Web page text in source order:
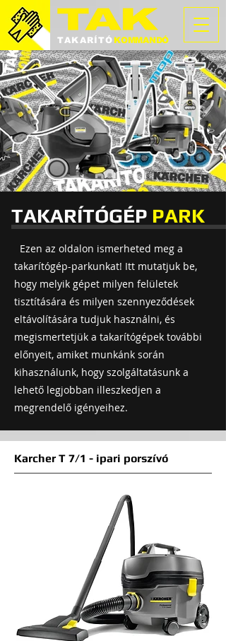
TAKARÍTÓ KOMMANDÓ
TAKARÍTÓGÉP PARK
Ezen az oldalon ismerheted meg a
takarítógép-parkunkat! Itt mutatjuk be,
hogy melyik gépet milyen felületek
tisztítására és milyen szennyeződések
eltávolítására tudjuk használni, és
megismertetjük a takarítógépek további
előnyeit, amiket munkánk során
kihasználunk, hogy szolgáltatásunk a
lehető legjobban illeszkedjen a
megrendelő igényeihez.
Karcher T 7/1 - ipari porszívó